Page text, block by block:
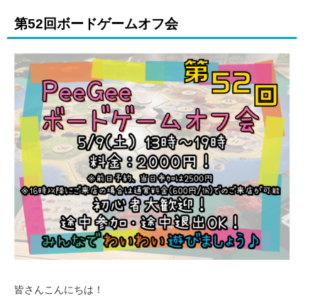
第52回ボードゲームオフ会
皆さんこんにちは！